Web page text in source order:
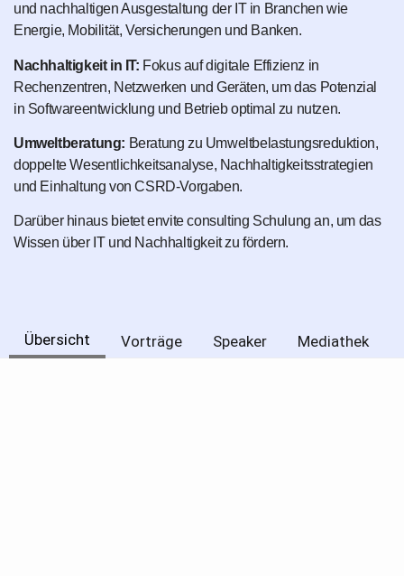
und nachhaltigen Ausgestaltung der IT in Branchen wie
Energie, Mobilität, Versicherungen und Banken.
Nachhaltigkeit in IT: Fokus auf digitale Effizienz in
Rechenzentren, Netzwerken und Geräten, um das Potenzial
in Softwareentwicklung und Betrieb optimal zu nutzen.
Umweltberatung: Beratung zu Umweltbelastungsreduktion,
doppelte Wesentlichkeitsanalyse, Nachhaltigkeitsstrategien
und Einhaltung von CSRD-Vorgaben.
Darüber hinaus bietet envite consulting Schulung an, um das
Wissen über IT und Nachhaltigkeit zu fördern.
Übersicht Vorträge Speaker Mediathek